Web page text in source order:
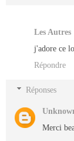
Les Autres
j'adore ce
Répondre
Réponses
Merci